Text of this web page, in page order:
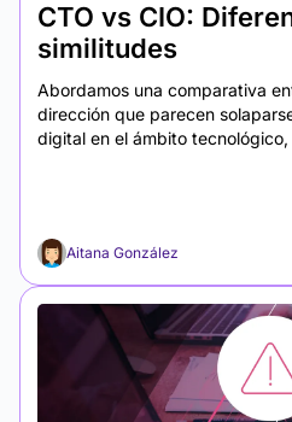
CTO vs CIO:
similitudes
Abordamos una comparativa
dirección que parecen
digital en el ámbito tecnológico,
Aitana González